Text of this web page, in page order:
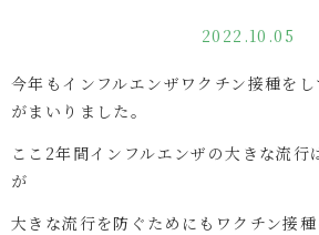
2022.10.05
今年もインフルエンザワクチン接種を
がまいりました。
ここ2年間インフルエンザの大きな流行
が
大きな流行を防ぐためにもワクチン接種